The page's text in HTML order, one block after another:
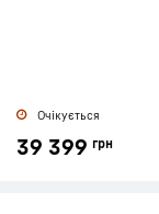
Очікується
39 399 грн